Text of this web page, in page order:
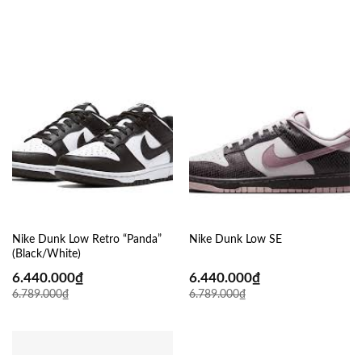
Nike Dunk Low Retro “Panda”
(Black/White)
6.789.000₫
6.440.000₫
Nike Dunk Low SE
6.789.000₫
6.440.000₫